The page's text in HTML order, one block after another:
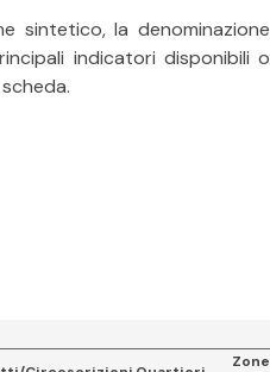
sintetico, la denominazione
indicatori disponibili o
Zone